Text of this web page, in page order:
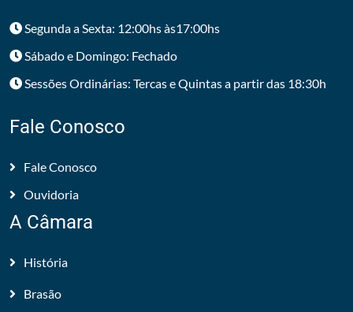
Segunda a Sexta: 12:00hs às17:00hs
Sábado e Domingo: Fechado
Sessões Ordinárias: Tercas e Quintas a partir das 18:30h
Fale Conosco
Fale Conosco
Ouvidoria
A Câmara
História
Brasão